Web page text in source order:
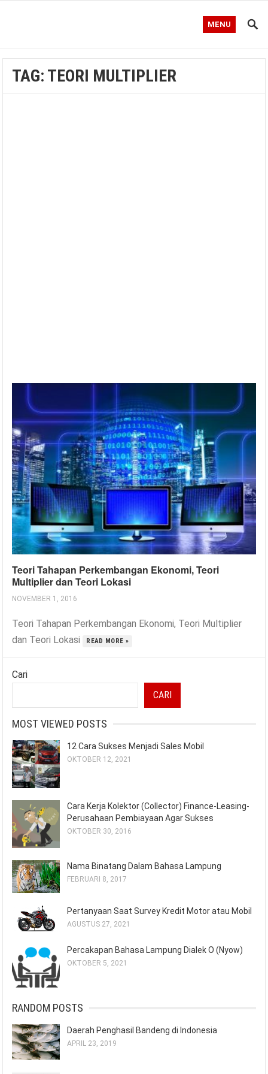
MENU
TAG: TEORI MULTIPLIER
Teori Tahapan Perkembangan Ekonomi, Teori
Multiplier dan Teori Lokasi
NOVEMBER 1, 2016
Teori Tahapan Perkembangan Ekonomi, Teori Multiplier
dan Teori Lokasi
READ MORE »
Cari
CARI
MOST VIEWED POSTS
12 Cara Sukses Menjadi Sales Mobil
OKTOBER 12, 2021
Cara Kerja Kolektor (Collector) Finance-Leasing-
Perusahaan Pembiayaan Agar Sukses
OKTOBER 30, 2016
Nama Binatang Dalam Bahasa Lampung
FEBRUARI 8, 2017
Pertanyaan Saat Survey Kredit Motor atau Mobil
AGUSTUS 27, 2021
Percakapan Bahasa Lampung Dialek O (Nyow)
OKTOBER 5, 2021
RANDOM POSTS
Daerah Penghasil Bandeng di Indonesia
APRIL 23, 2019